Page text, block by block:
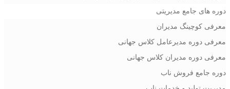
دوره های جامع مدیریتی
معرفی کوچینگ مدیران
معرفی دوره مدیرعامل کلاس جهانی
معرفی دوره مدیران کلاس جهانی
دوره جامع فروش ناب